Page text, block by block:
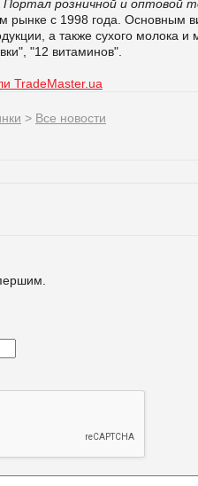
Портал розничной и оптовой
рынке с 1998 года. Основным
а также сухого молока и
"12 витаминов".
TradeMaster.ua
> Все новости